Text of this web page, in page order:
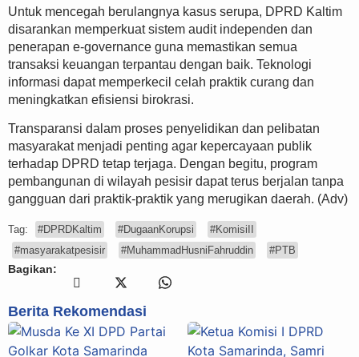
Untuk mencegah berulangnya kasus serupa, DPRD Kaltim
disarankan memperkuat sistem audit independen dan
penerapan e-governance guna memastikan semua
transaksi keuangan terpantau dengan baik. Teknologi
informasi dapat memperkecil celah praktik curang dan
meningkatkan efisiensi birokrasi.
Transparansi dalam proses penyelidikan dan pelibatan
masyarakat menjadi penting agar kepercayaan publik
terhadap DPRD tetap terjaga. Dengan begitu, program
pembangunan di wilayah pesisir dapat terus berjalan tanpa
gangguan dari praktik-praktik yang merugikan daerah. (Adv)
Tag: #DPRDKaltim #DugaanKorupsi
#KomisiII
#masyarakatpesisir
#MuhammadHusniFahruddin #PTB
Bagikan:
Berita Rekomendasi